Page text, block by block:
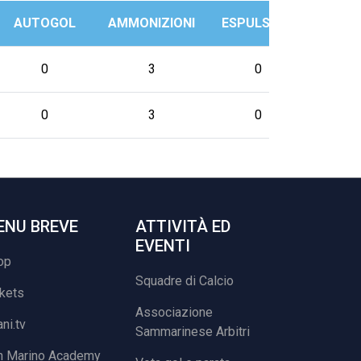
AUTOGOL AMMONIZIONI ESPULSIONI
0 3 0
0 3 0
BREVE
Marino Academy
ATTIVITÀ ED
EVENTI
Squadre di Calcio
Associazione
Sammarinese Arbitri